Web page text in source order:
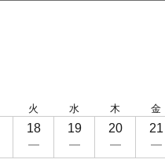
火
18
水
19
木
20
金
21